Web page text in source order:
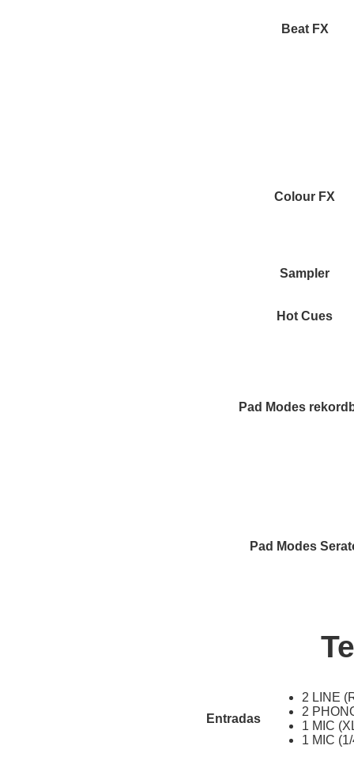
Beat FX
Colour FX
Sampler
Hot Cues
Pad Modes
Pad Modes
Entradas
2 LINE
2
1 MIC
1 MIC